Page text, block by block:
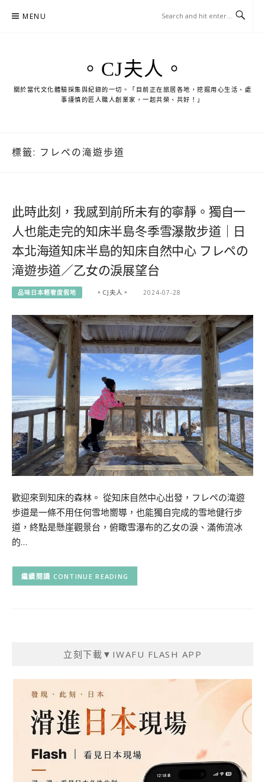
MENU
。CJ夫人。
關於當代文化體驗採集與紀錄的一切。「目前正在旅居各地，挖掘用心生活、處
事謹慎的匠人職人創業家，一起共榮、共好！」
標籤: フレペの滝遊歩道
此時此刻，我感到前所未有的寧靜。獨自一
人也能走完的知床半島冬季雪瀑散步道｜日
本北海道知床半島的知床自然中心 フレペの
滝遊歩道／乙女の淚展望台
品味日本輕奢度假地 。CJ夫人。 2024-07-28
歡迎來到知床的森林。 從知床自然中心出發，フレペの滝遊
歩道是一條不用任何雪地嚮導，也能獨自完成的雪地健行步
道，終點是懸崖觀景台，俯瞰雪瀑布的乙女の淚、滿佈流冰
的…
CONTINUE READING
立刻下載▼IWAFU FLASH APP